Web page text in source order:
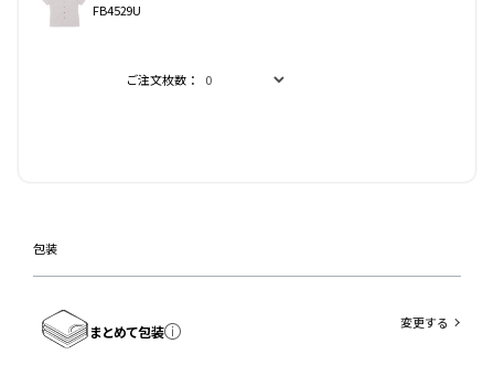
FB4529U
ご注文枚数：
包装
まとめて包装 変更する